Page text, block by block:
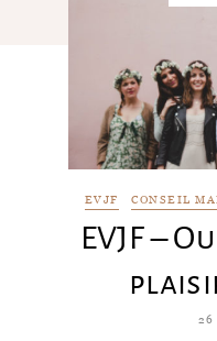
EVJF CONSEIL
EVJF –
26